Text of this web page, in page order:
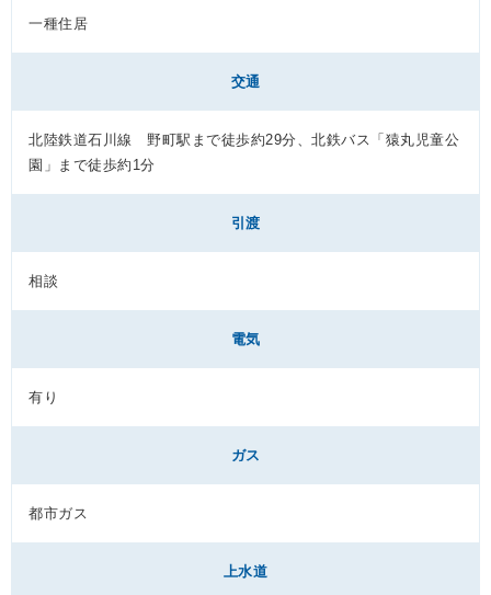
一種住居
交通
北陸鉄道石川線 野町駅まで徒歩約29分、北鉄バス「猿丸児童公
園」まで徒歩約1分
引渡
相談
電気
有り
ガス
都市ガス
上水道